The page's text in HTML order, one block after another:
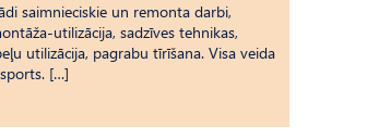
saimnieciskie un remonta darbi,
utilizācija, sadzīves tehnikas,
utilizācija, pagrabu tīrīšana. Visa veida
[…]